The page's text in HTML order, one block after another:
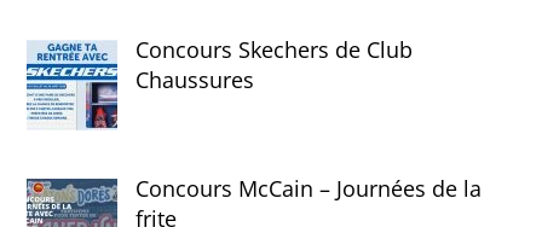
Concours Skechers de Club
Chaussures
Concours McCain – Journées de la
frite